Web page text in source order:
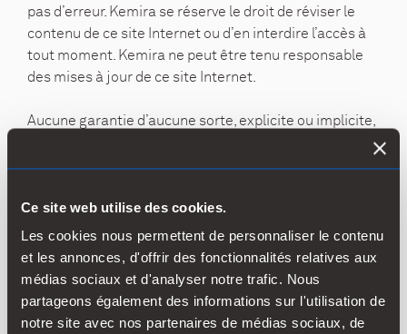
Ce site web utilise des cookies.
Les cookies nous permettent de personnaliser le contenu
et les annonces, d'offrir des fonctionnalités relatives aux
médias sociaux et d'analyser notre trafic. Nous
partageons également des informations sur l'utilisation de
notre site avec nos partenaires de médias sociaux, de
pas d’erreur. Kemira se réserve le droit de réviser le
contenu de ce site Internet ou d’en interdire l’accès à
tout moment. Kemira ne peut être tenu responsable
des mises à jour de ce site Internet.
Aucune garantie d’aucune sorte, explicite ou implicite,
fiabilité, l’adaptation à un usage particulier ou aux
documents de ce site Internet. Kemira n’est pas
responsable des dommages, pertes ou frais indirects,
accidentels, spéciaux ou consécutifs, ou des pertes de
profit découlant de l’accès ou de l’utilisation de ce site
Internet ou de l’impossibilité d’y accéder. Sauf
stipulation expresse à l’effet contraire, aucun contenu